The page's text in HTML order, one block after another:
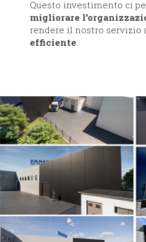
Questo investimento ci
migliorare
rendere il nostro servizio
efficiente.